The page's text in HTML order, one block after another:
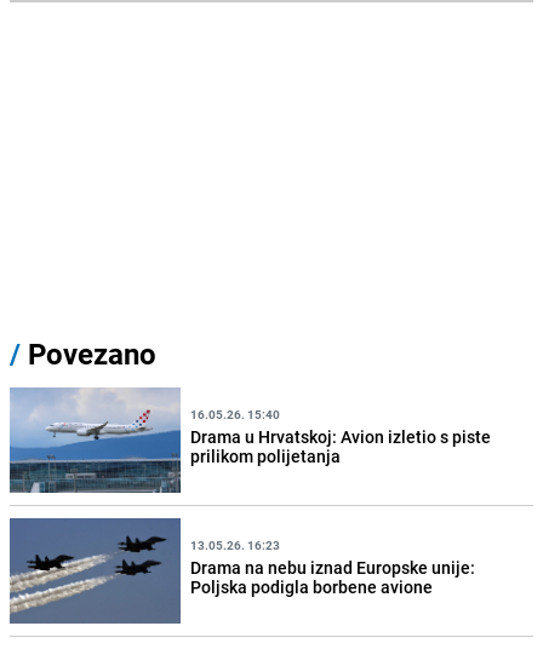
/ Povezano
16.05.26. 15:40
Drama u Hrvatskoj: Avion izletio s piste
prilikom polijetanja
13.05.26. 16:23
Drama na nebu iznad Europske unije:
Poljska podigla borbene avione